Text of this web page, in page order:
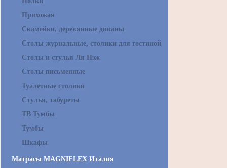
Прихожая
Скамейки, деревянные диваны
Столы журнальные, столики для гостиной
Столы и стулья Ля Нэж
Столы письменные
Туалетные столики
Стулья, табуреты
ТВ Тумбы
Тумбы
Шкафы
Матрасы MAGNIFLEX Италия